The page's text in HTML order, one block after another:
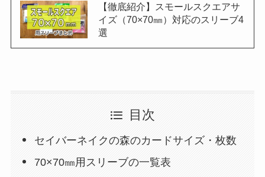
【徹底紹介】スモールスクエアサ
イズ（70×70㎜）対応のスリーブ4
選
目次
セイバーネイクの森のカードサイズ・枚数
70×70㎜用スリーブの一覧表